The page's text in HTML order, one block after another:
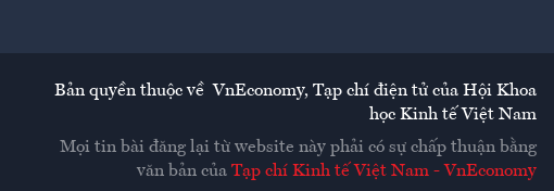
Bản quyền thuộc về VnEconomy, Tạp chí điện tử của Hội Khoa
học Kinh tế Việt Nam
Mọi tin bài đăng lại từ website này phải có sự chấp thuận bằng
văn bản của Tạp chí Kinh tế Việt Nam - VnEconomy